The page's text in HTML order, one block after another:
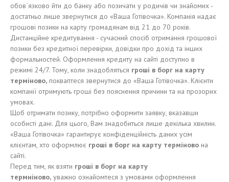
обов`язково йти до банку або позичати у родичів чи знайомих -
достатньо лише звернутися до «Ваша Готівочка». Компанія надає
грошові позики на карту громадянам від 21 до 70 років.
Дистанційне кредитування - сучасний спосіб отримання грошової
позики без кредитної перевірки, довідки про дохід та інших
формальностей. Оформлення кредиту на сайті доступно в
режимі 24/7. Тому, коли знадобляться гроші в борг на карту
терміново, покваптеся звернутися до «Ваша Готівочка». Клієнти
компанії отримують гроші без пояснення причини та на прозорих
умовах.
Щоб отримати позику, потрібно оформити заявку, вказавши
особисті дані. Для цього, Вам знадобиться лише декілька хвилин.
«Ваша Готівочка» гарантирує конфіденційність даних усім
клієнтам, хто оформлює гроші в борг на карту терміново на
сайті.
Перед тим, як взяти гроші в борг на карту
термніново, уважно ознайомтеся з умовами оформлення